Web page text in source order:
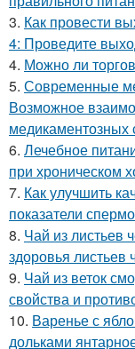
3. Как провести
4: Проведите
4. Можно ли
5. Современные
Возможное
медикаментозных
6. Лечебное
при хроническом
7. Как улучшить
показатели
8. Чай из листьев
здоровья
9. Чай из веток
свойства и
10. Варенье с
дольками